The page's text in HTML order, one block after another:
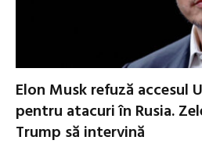
Elon Musk refuză accesul
pentru atacuri în Rusia.
Trump să intervină